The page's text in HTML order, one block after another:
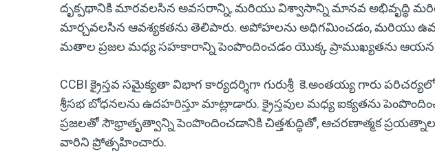
దృక్పథానికి మారవలసిన అవసరాన్ని, మరియు విశ్వాసాన్ని మానవ అభివృద్ధి
మార్చవలసిన ఆవశ్యకతను తెలిపారు. అపోహలను అధిగమించడం, మరియు
మతాల ప్రజల మధ్య సహకారాన్ని పెంపొందించడం యొక్క ప్రాముఖ్యతను ఆయన
CCBI క్రైస్తవ సమైక్యతా విభాగ కార్యదర్శిగా గురుశ్రీ కె.అంతయ్య గారు
శ్రీసభ బోధనలను ఉదహరిస్తూ మాట్లాడారు. క్రైస్తవుల మధ్య ఐక్యతను
ప్రజలతో సౌభ్రాతృత్వాన్ని పెంపొందించడానికి చిత్తశుద్ధితో, ఆచరణాత్మక
వారిని ప్రోత్సహించారు.